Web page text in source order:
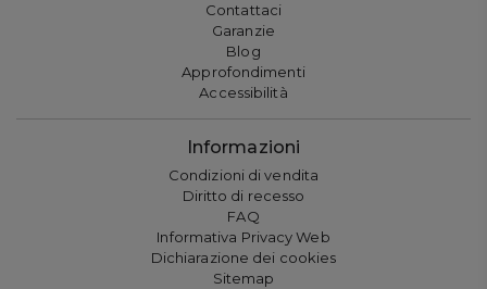
Contattaci
Garanzie
Blog
Approfondimenti
Accessibilità
Informazioni
Condizioni di vendita
Diritto di recesso
FAQ
Informativa Privacy Web
Dichiarazione dei cookies
Sitemap